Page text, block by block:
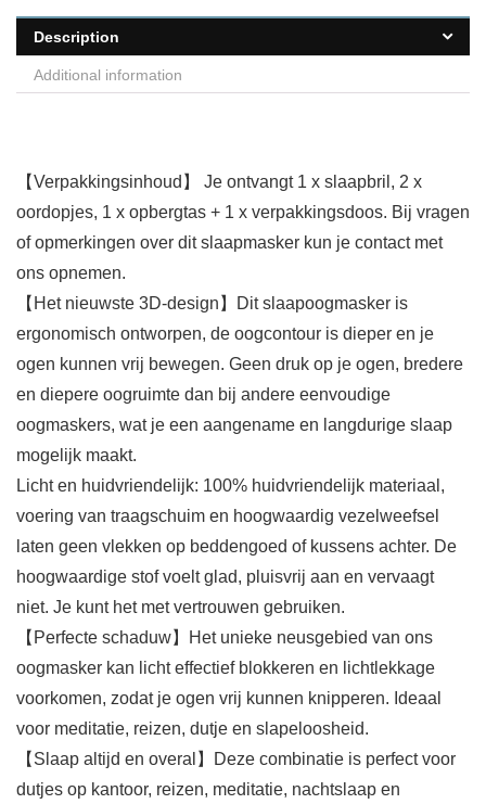
Description
Additional information
【Verpakkingsinhoud】 Je ontvangt 1 x slaapbril, 2 x
oordopjes, 1 x opbergtas + 1 x verpakkingsdoos. Bij vragen
of opmerkingen over dit slaapmasker kun je contact met
ons opnemen.
【Het nieuwste 3D-design】Dit slaapoogmasker is
ergonomisch ontworpen, de oogcontour is dieper en je
ogen kunnen vrij bewegen. Geen druk op je ogen, bredere
en diepere oogruimte dan bij andere eenvoudige
oogmaskers, wat je een aangename en langdurige slaap
mogelijk maakt.
Licht en huidvriendelijk: 100% huidvriendelijk materiaal,
voering van traagschuim en hoogwaardig vezelweefsel
laten geen vlekken op beddengoed of kussens achter. De
hoogwaardige stof voelt glad, pluisvrij aan en vervaagt
niet. Je kunt het met vertrouwen gebruiken.
【Perfecte schaduw】Het unieke neusgebied van ons
oogmasker kan licht effectief blokkeren en lichtlekkage
voorkomen, zodat je ogen vrij kunnen knipperen. Ideaal
voor meditatie, reizen, dutje en slapeloosheid.
【Slaap altijd en overal】Deze combinatie is perfect voor
dutjes op kantoor, reizen, meditatie, nachtslaap en